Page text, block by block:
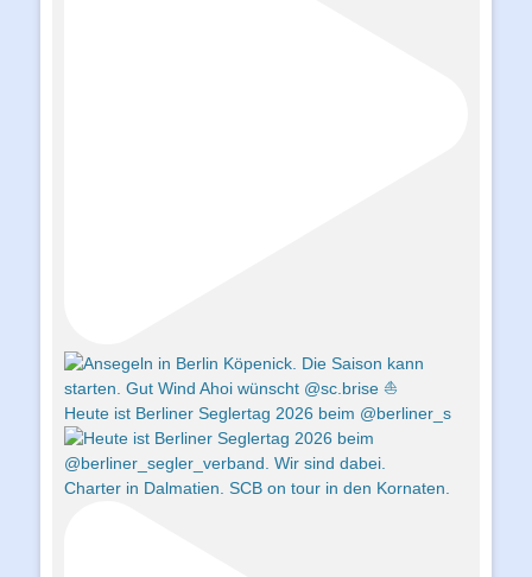
Heute ist Berliner Seglertag 2026 beim @berliner_s
Charter in Dalmatien. SCB on tour in den Kornaten.